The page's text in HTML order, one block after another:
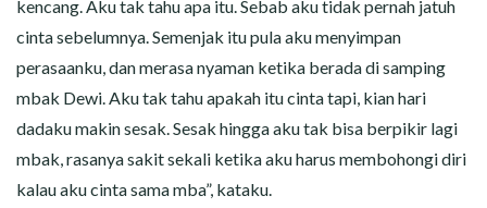
kencang. Aku tak tahu apa itu. Sebab aku tidak pernah jatuh
cinta sebelumnya. Semenjak itu pula aku menyimpan
perasaanku, dan merasa nyaman ketika berada di samping
mbak Dewi. Aku tak tahu apakah itu cinta tapi, kian hari
dadaku makin sesak. Sesak hingga aku tak bisa berpikir lagi
mbak, rasanya sakit sekali ketika aku harus membohongi diri
kalau aku cinta sama mba”, kataku.